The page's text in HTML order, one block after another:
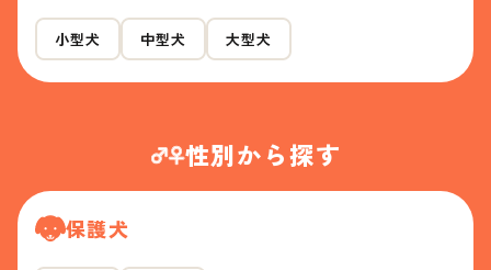
小型犬 中型犬 大型犬
性別から探す
保護犬